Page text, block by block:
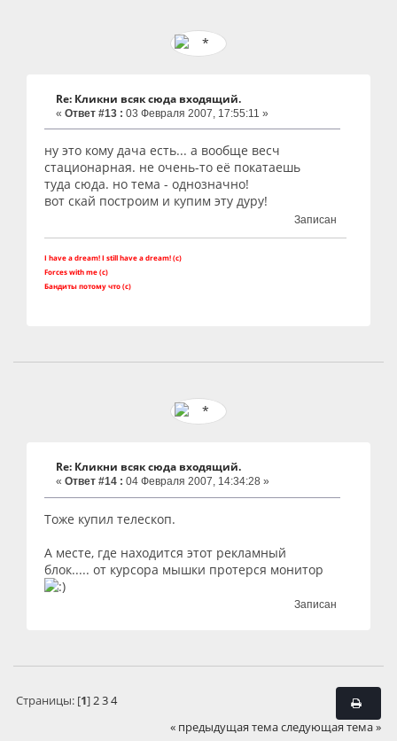
Re: Кликни всяк сюда входящий.
« Ответ #13 : 03 Февраля 2007, 17:55:11 »
ну это кому дача есть... а вообще весч
стационарная. не очень-то её покатаешь
туда сюда. но тема - однозначно!
вот скай построим и купим эту дуру!
Записан
I have a dream! I still have a dream! (c)
Forces with me (c)
Бандиты потому что (с)
Re: Кликни всяк сюда входящий.
« Ответ #14 : 04 Февраля 2007, 14:34:28 »
Тоже купил телескоп.
А месте, где находится этот рекламный
блок..... от курсора мышки протерся монитор
Записан
Страницы: [1]2 3 4
« предыдущая тема следующая тема »